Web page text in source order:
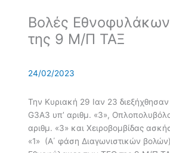
Βολές
της 9 Μ/Π ΤΑΞ
24/02/2023
Την Κυριακή 29 Ιαν 23
G3A3 υπ’ αριθμ. «3»,
αριθμ. «3» και Χειροβομβίδας
«1» (Α΄ φάση Διαγωνιστικών